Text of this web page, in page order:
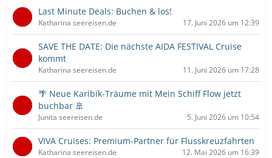
Last Minute Deals: Buchen & los!
Katharina seereisen.de 17. Juni 2026 um 12:39
SAVE THE DATE: Die nächste AIDA FESTIVAL Cruise
kommt
Katharina seereisen.de 11. Juni 2026 um 17:28
🌴 Neue Karibik-Träume mit Mein Schiff Flow jetzt
buchbar 🚢
Junita seereisen.de 5. Juni 2026 um 10:54
VIVA Cruises: Premium-Partner für Flusskreuzfahrten
Katharina seereisen.de 12. Mai 2026 um 16:39